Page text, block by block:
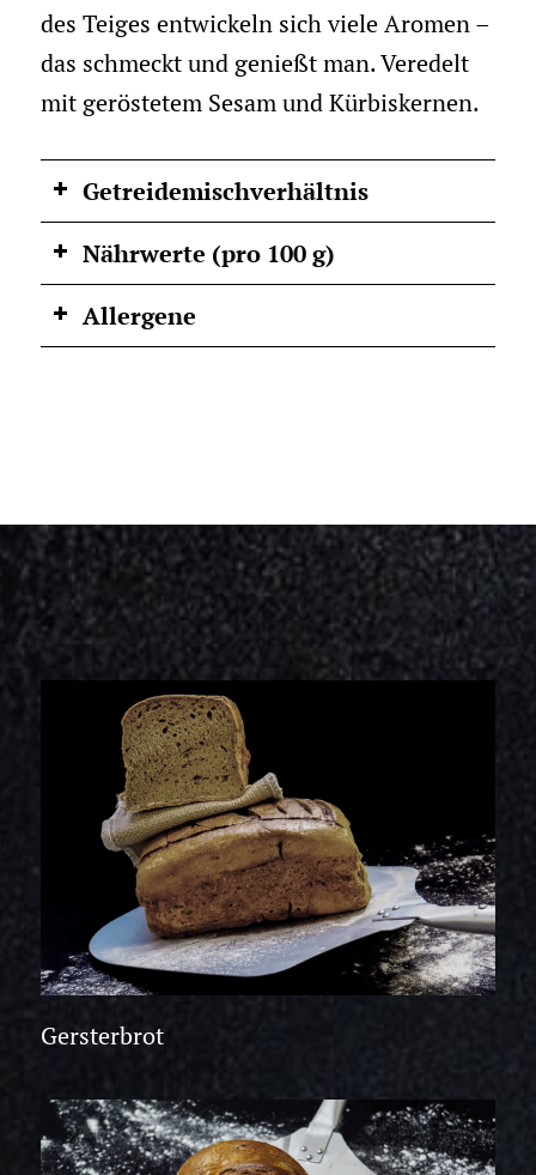
des Teiges entwickeln sich viele Aromen –
das schmeckt und genießt man. Veredelt
mit geröstetem Sesam und Kürbiskernen.
Getreidemischverhältnis
Nährwerte (pro 100 g)
Allergene
Gersterbrot